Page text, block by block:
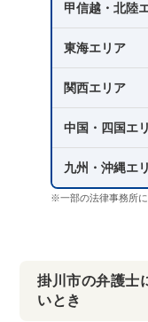
甲信越・北陸
東海エリア
関西エリア
中国・四国エ
九州・沖縄エ
※一部の法律事務所
掛川市の弁護士
いとき